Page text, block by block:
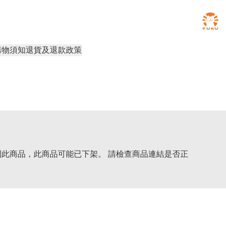
物須知退貨及退款政策
商品，此商品可能已下架。 請檢查商品連結是否正